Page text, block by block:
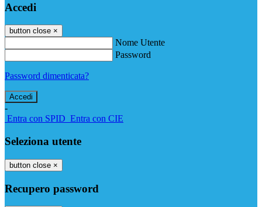
Accedi
button close ×
Nome Utente
Password
Password dimenticata?
-
Entra con SPID Entra con CIE
Seleziona utente
button close ×
Recupero password